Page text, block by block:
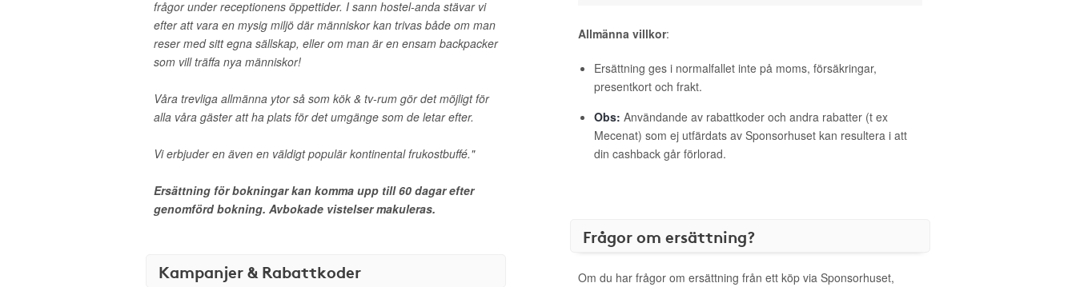
frågor under receptionens öppettider. I sann hostel-anda stävar vi
efter att vara en mysig miljö där människor kan trivas både om man
reser med sitt egna sällskap, eller om man är en ensam backpacker
som vill träffa nya människor!
Våra trevliga allmänna ytor så som kök & tv-rum gör det möjligt för
alla våra gäster att ha plats för det umgänge som de letar efter.
Vi erbjuder en även en väldigt populär kontinental frukostbuffé."
Ersättning för bokningar kan komma upp till 60 dagar efter
genomförd bokning. Avbokade vistelser makuleras.
Kampanjer & Rabattkoder
Allmänna villkor:
Ersättning ges i normalfallet inte på moms, försäkringar,
presentkort och frakt.
Obs: Användande av rabattkoder och andra rabatter (t ex
Mecenat) som ej utfärdats av Sponsorhuset kan resultera i att
din cashback går förlorad.
Frågor om ersättning?
Om du har frågor om ersättning från ett köp via Sponsorhuset,